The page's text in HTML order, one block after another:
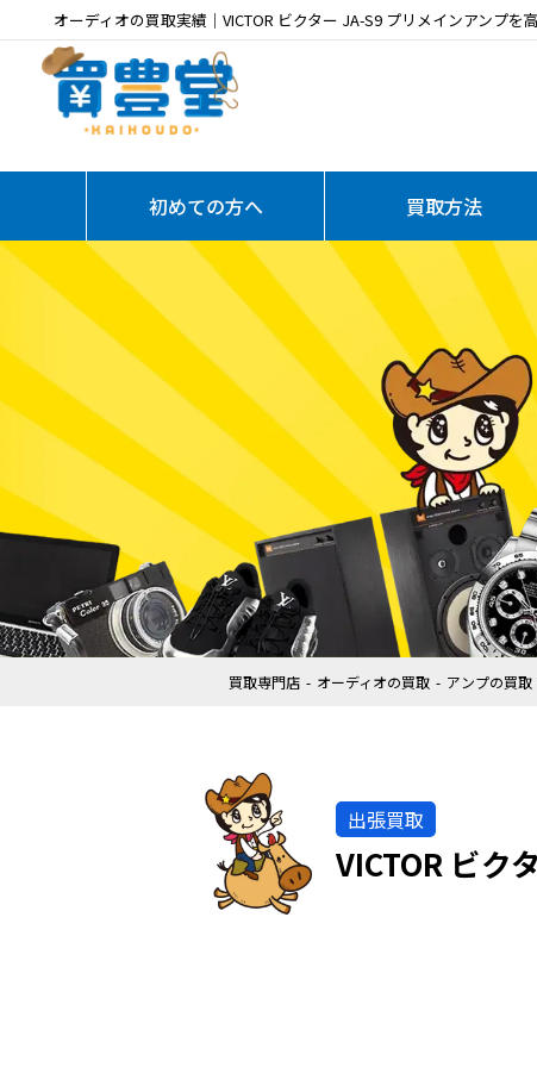
オーディオの買取実績｜VICTOR ビクター JA-S9 プリメインアンプを
初めての方へ 買取方法
買取専門店 オーディオの買取 アンプの買取
出張買取
VICTOR ビク